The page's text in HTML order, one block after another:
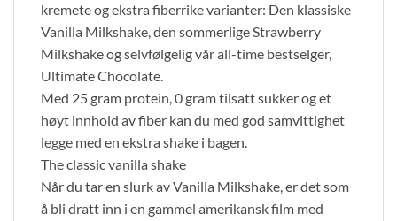
kremete og ekstra fiberrike varianter: Den klassiske
Vanilla Milkshake, den sommerlige Strawberry
Milkshake og selvfølgelig vår all-time bestselger,
Ultimate Chocolate.
Med 25 gram protein, 0 gram tilsatt sukker og et
høyt innhold av fiber kan du med god samvittighet
legge med en ekstra shake i bagen.
The classic vanilla shake
Når du tar en slurk av Vanilla Milkshake, er det som
å bli dratt inn i en gammel amerikansk film med